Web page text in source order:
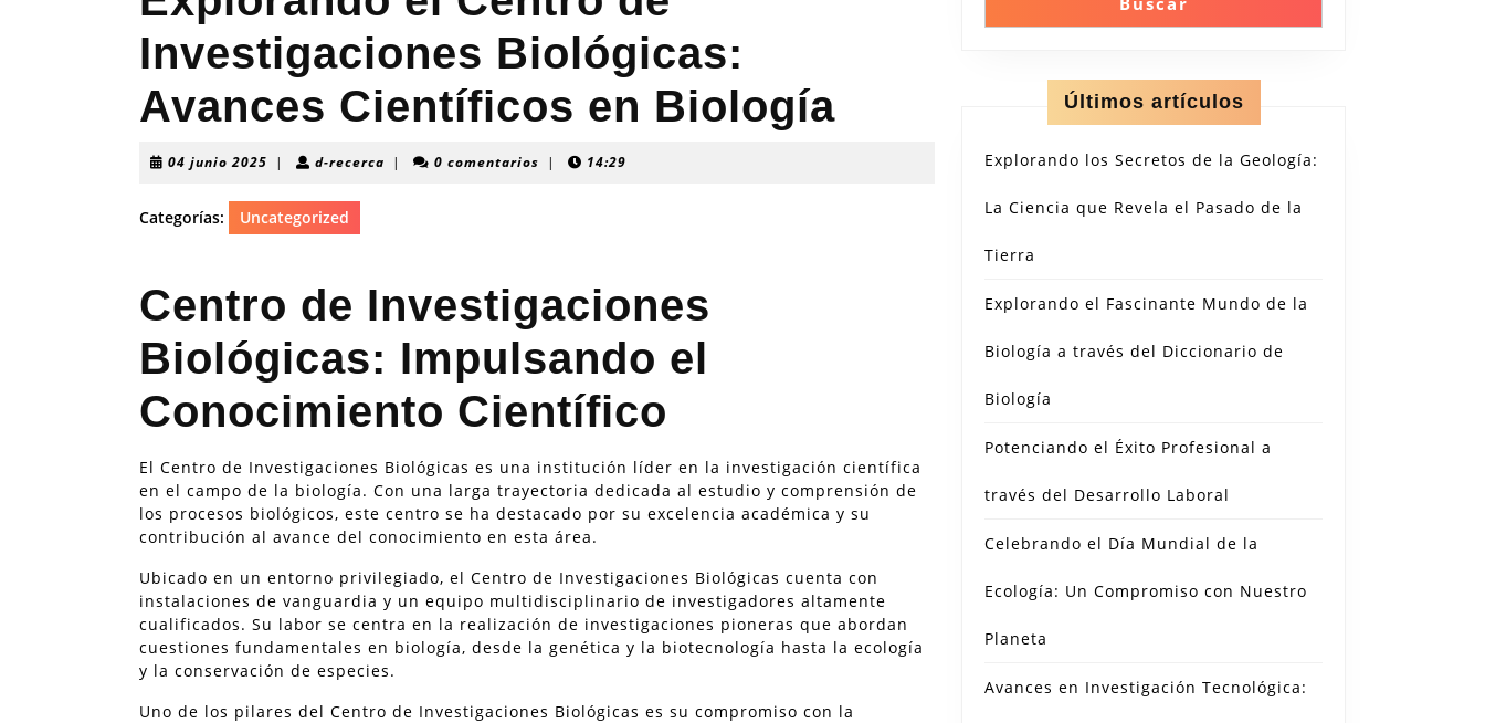
Investigaciones Biológicas:
Avances Científicos en Biología
04 junio 2025 04
2025
| d-recerca d-| 0 comentarios | 14:29
Categorías: Uncategorized
Centro de Investigaciones
Biológicas: Impulsando el
Conocimiento Científico
El Centro de Investigaciones Biológicas es una institución líder en la investigación científica
en el campo de la biología. Con una larga trayectoria dedicada al estudio y comprensión de
los procesos biológicos, este centro se ha destacado por su excelencia académica y su
contribución al avance del conocimiento en esta área.
Ubicado en un entorno privilegiado, el Centro de Investigaciones Biológicas cuenta con
instalaciones de vanguardia y un equipo multidisciplinario de investigadores altamente
cualificados. Su labor se centra en la realización de investigaciones pioneras que abordan
cuestiones fundamentales en biología, desde la genética y la biotecnología hasta la ecología
y la conservación de especies.
Uno de los pilares del Centro de Investigaciones Biológicas es su compromiso con la
Últimos artículos
Explorando los Secretos de la Geología:
La Ciencia que Revela el Pasado de la
Tierra
Explorando el Fascinante Mundo de la
Biología a través del Diccionario de
Biología
Potenciando el Éxito Profesional a
través del Desarrollo Laboral
Celebrando el Día Mundial de la
Ecología: Un Compromiso con Nuestro
Planeta
Avances en Investigación Tecnológica: